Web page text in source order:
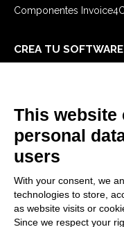
Componentes
CREA TU SOFTWARE
E-Book
LEGALES
Informativas Privacidad
Security Policy
Documentación
This website
personal
users
With your consent, we
technologies to store,
as website visits or
Since we respect your